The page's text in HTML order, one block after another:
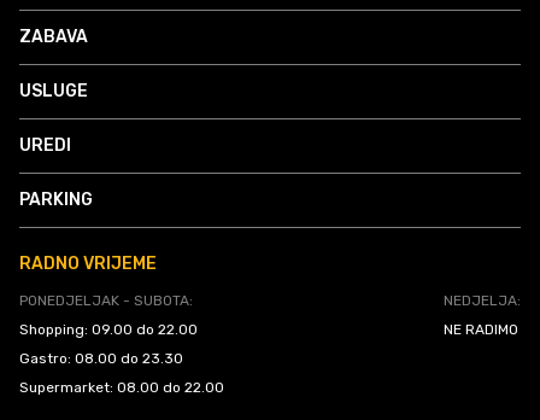
ZABAVA
USLUGE
UREDI
PARKING
RADNO VRIJEME
PONEDJELJAK - SUBOTA:
Shopping: 09.00 do 22.00
Gastro: 08.00 do 23.30
Supermarket: 08.00 do 22.00
NEDJELJA:
NE RADIMO